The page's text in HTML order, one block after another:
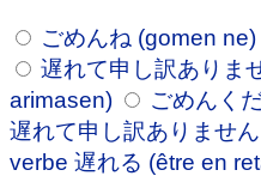
ごめんね (gomen ne)
遅れて申し訳ありま
arimasen)
ごめんく
遅れて申し訳ありませ
verbe 遅れる (être en